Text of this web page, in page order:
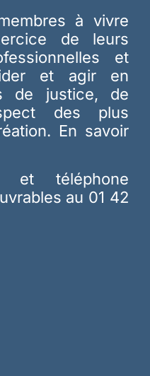
à vivre
de leurs
et
et agir en
de justice, de
des plus
En savoir
et téléphone
au 01 42